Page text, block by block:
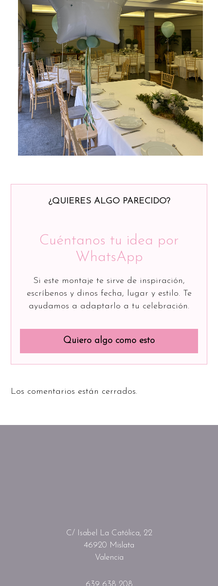
¿QUIERES ALGO PARECIDO?
Cuéntanos tu idea por
WhatsApp
Si este montaje te sirve de inspiración,
escríbenos y dinos fecha, lugar y estilo. Te
ayudamos a adaptarlo a tu celebración.
Quiero algo como esto
Los comentarios están cerrados.
C/ Isabel La Católica, 22
46920 Mislata
Valencia
639 638 208